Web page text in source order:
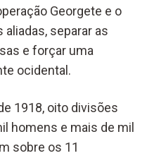
Georgete e o
separar as
e forçar uma
ocidental.
1918, oito divisões
homens e mais de mil
sobre os 11